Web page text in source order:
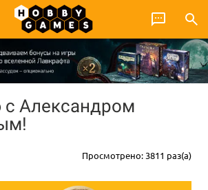
Александром
Просмотрено: 3811 раз(а)